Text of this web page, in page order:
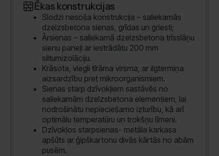
Ēkas konstrukcijas
Slodzi nesoša konstrukcija – saliekamās
dzelzsbetona sienas, grīdas un griesti;
Ārsienas – saliekamā dzelzsbetona trīsslāņu
sienu paneļi ar iestrādātu 200 mm
siltumizolāciju.
Krāsota, viegli tīrāma virsma, ar ilgtermiņa
aizsardzību pret mikroorganismiem.
Sienas starp dzīvokļiem sastāvēs no
saliekamām dzelzsbetona elementiem, lai
nodrošinātu nepieciešamo izturību, kā arī
optimālu temperatūru un trokšņu līmeni.
Dzīvokļos starpsienas- metāla karkasa
apšūts ar ģipškartonu divās kārtās no abām
pusēm.